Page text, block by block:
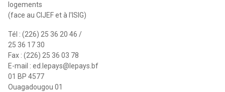
logements
(face au CIJEF et à l'ISIG)
Tél : (226) 25 36 20 46 /
25 36 17 30
Fax : (226) 25 36 03 78
E-mail : ed.lepays@lepays.bf
01 BP 4577
Ouagadougou 01